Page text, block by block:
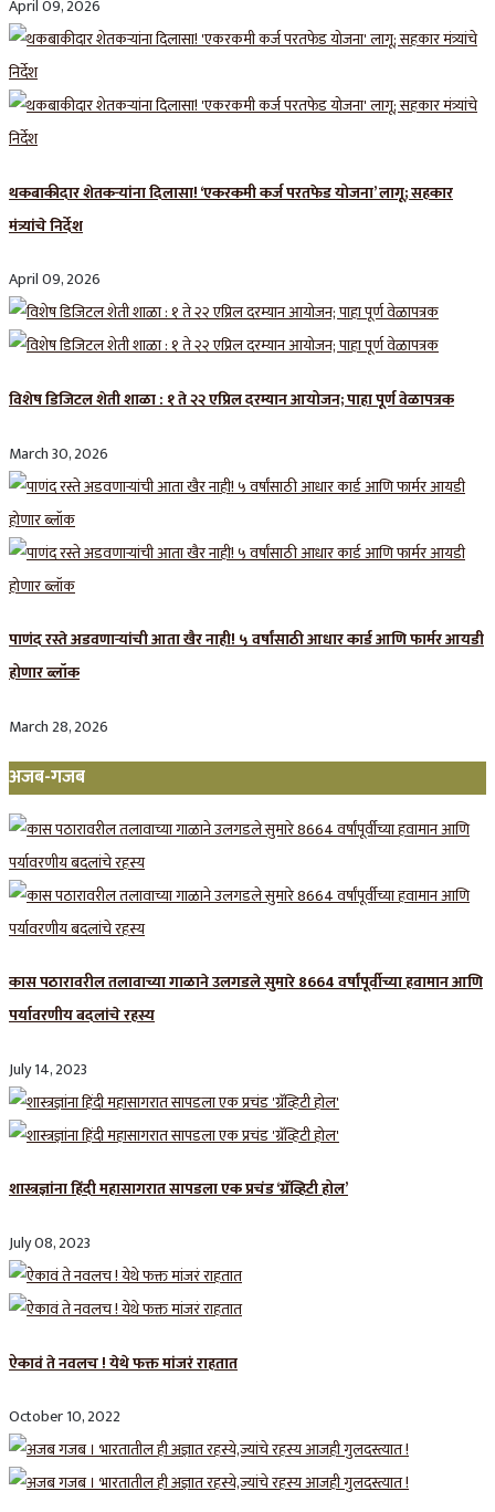
April 09, 2026
थकबाकीदार शेतकऱ्यांना दिलासा! ‘एकरकमी कर्ज परतफेड योजना’ लागू; सहकार
मंत्र्यांचे निर्देश
April 09, 2026
विशेष डिजिटल शेती शाळा : १ ते २२ एप्रिल दरम्यान आयोजन; पाहा पूर्ण वेळापत्रक
March 30, 2026
पाणंद रस्ते अडवणाऱ्यांची आता खैर नाही! ५ वर्षांसाठी आधार कार्ड आणि फार्मर आयडी
होणार ब्लॉक
March 28, 2026
अजब-गजब
कास पठारावरील तलावाच्या गाळाने उलगडले सुमारे 8664 वर्षांपूर्वीच्या हवामान आणि
पर्यावरणीय बदलांचे रहस्य
July 14, 2023
शास्त्रज्ञांना हिंदी महासागरात सापडला एक प्रचंड ‘ग्रॅव्हिटी होल’
July 08, 2023
ऐकावं ते नवलच ! येथे फक्त मांजरं राहतात
October 10, 2022